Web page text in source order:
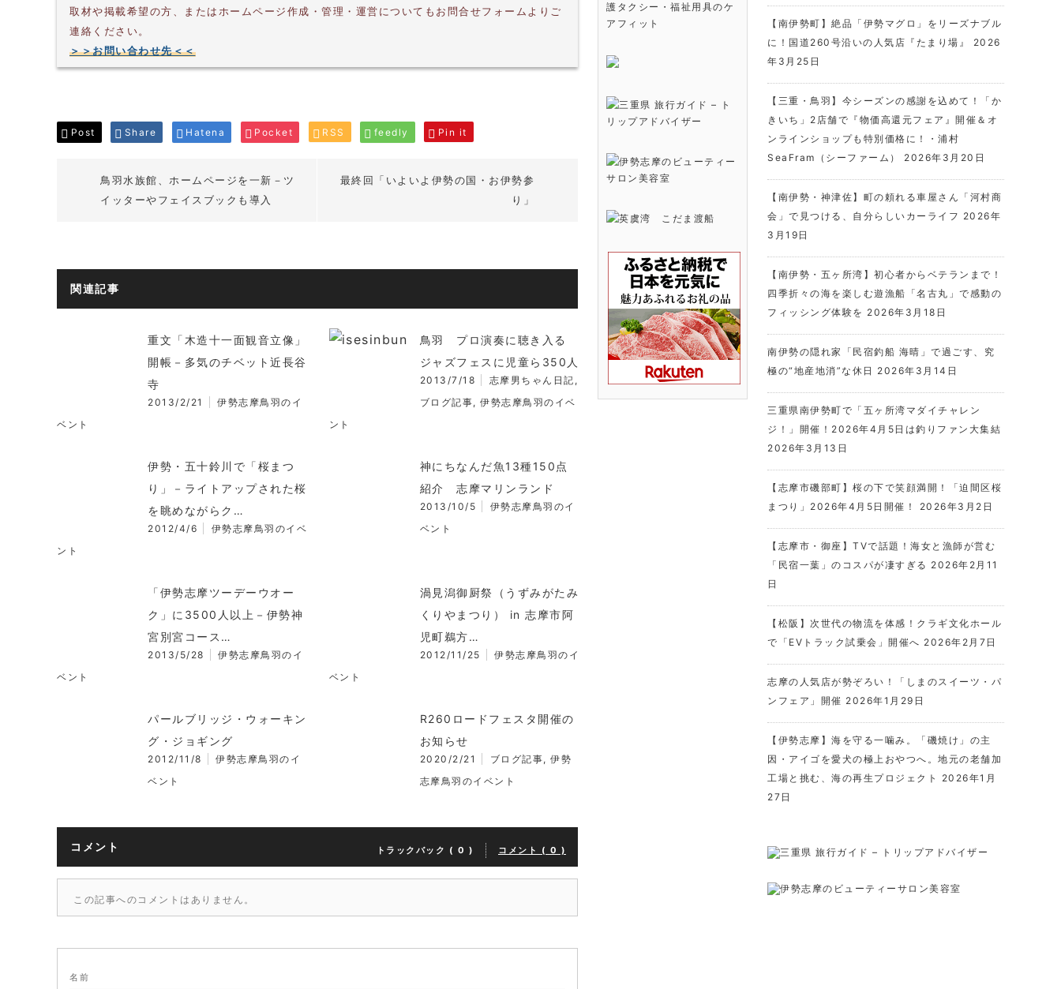
取材や掲載希望の方、またはホームページ作成・管理・運営についてもお問合せフォームよりご
連絡ください。
＞＞お問い合わせ先＜＜
Post Share Hatena Pocket RSS feedly Pin it
鳥羽水族館、ホームページを一新－ツ
イッターやフェイスブックも導入
最終回「いよいよ伊勢の国・お伊勢参
り」
関連記事
重文「木造十一面観音立像」
開帳－多気のチベット近長谷
寺
2013/2/21
伊勢志摩鳥羽のイ
ベント
鳥羽 プロ演奏に聴き入る
ジャズフェスに児童ら350人
2013/7/18 志摩男ちゃん日記 ,
ブログ記事, 伊勢志摩鳥羽のイベ
ント
伊勢・五十鈴川で「桜まつ
り」－ライトアップされた桜
を眺めながらク…
2012/4/6
伊勢志摩鳥羽のイベ
ント
神にちなんだ魚13種150点
紹介 志摩マリンランド
2013/10/5
伊勢志摩鳥羽のイ
ベント
「伊勢志摩ツーデーウオー
ク」に3500人以上－伊勢神
宮別宮コース…
2013/5/28
伊勢志摩鳥羽のイ
ベント
渦見潟御厨祭（うずみがたみ
くりやまつり） in 志摩市阿
児町鵜方…
2012/11/25
伊勢志摩鳥羽のイ
ベント
パールブリッジ・ウォーキン
グ・ジョギング
2012/11/8
伊勢志摩鳥羽のイ
ベント
R260ロードフェスタ開催の
お知らせ
2020/2/21 ブログ記事, 伊勢
志摩鳥羽のイベント
コメント トラックバック ( 0 ) コメント ( 0 )
この記事へのコメントはありません。
名前
護タクシー・福祉用具のケ
アフィット
【南伊勢町】絶品「伊勢マグロ」をリーズナブル
に！国道260号沿いの人気店『たまり場』
2026
年3月25日
【三重・鳥羽】今シーズンの感謝を込めて！「か
きいち」2店舗で『物価高還元フェア』開催＆オ
ンラインショップも特別価格に！・浦村
SeaFram（シーファーム）
2026年3月20日
【南伊勢・神津佐】町の頼れる車屋さん「河村商
会」で見つける、自分らしいカーライフ 2026年
3月19日
【南伊勢・五ヶ所湾】初心者からベテランまで！
四季折々の海を楽しむ遊漁船「名古丸」で感動の
フィッシング体験を 2026年3月18日
南伊勢の隠れ家「民宿釣船 海晴」で過ごす、究
極の“地産地消”な休日 2026年3月14日
三重県南伊勢町で「五ヶ所湾マダイチャレン
ジ！」開催！2026年4月5日は釣りファン大集結
2026年3月13日
【志摩市磯部町】桜の下で笑顔満開！「迫間区桜
まつり」2026年4月5日開催！
2026年3月2日
【志摩市・御座】TVで話題！海女と漁師が営む
「民宿一葉」のコスパが凄すぎる 2026年2月11
日
【松阪】次世代の物流を体感！クラギ文化ホール
で「EVトラック試乗会」開催へ 2026年2月7日
志摩の人気店が勢ぞろい！「しまのスイーツ・パ
ンフェア」開催 2026年1月29日
【伊勢志摩】海を守る一噛み。「磯焼け」の主
因・アイゴを愛犬の極上おやつへ。地元の老舗加
工場と挑む、海の再生プロジェクト
2026年1月
27日